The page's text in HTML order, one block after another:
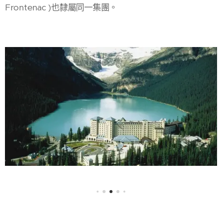
Frontenac )也隸屬同一集團。